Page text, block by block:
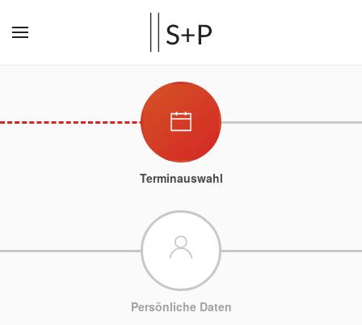
Terminauswahl
Persönliche Daten